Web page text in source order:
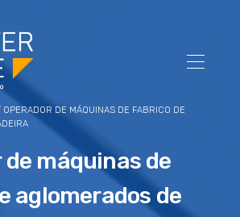
OPERADOR DE MÁQUINAS DE FABRICO DE
de máquinas de
aglomerados de